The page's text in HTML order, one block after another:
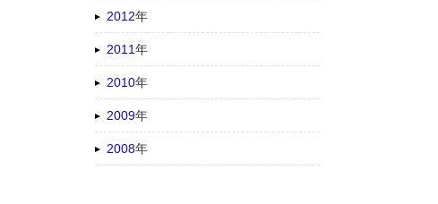
2012年
2011年
2010年
2009年
2008年